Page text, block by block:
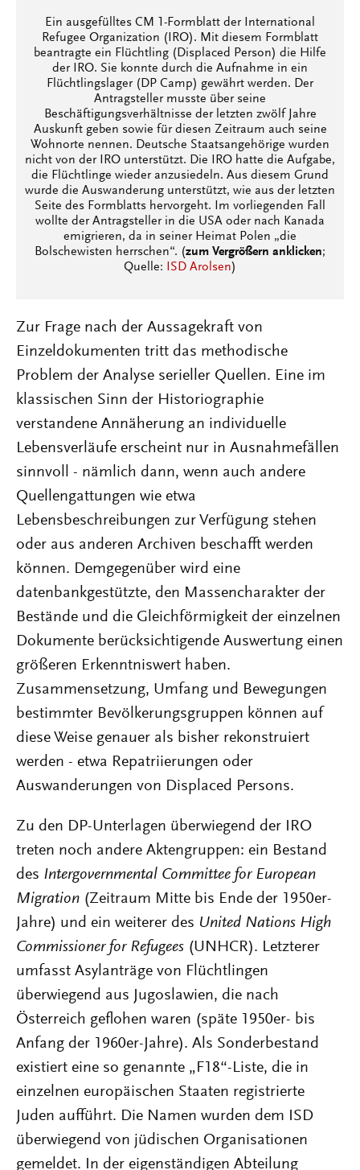
Ein ausgefülltes CM 1-Formblatt der International
Refugee Organization (IRO). Mit diesem Formblatt
beantragte ein Flüchtling (Displaced Person) die Hilfe
der IRO. Sie konnte durch die Aufnahme in ein
Flüchtlingslager (DP Camp) gewährt werden. Der
Antragsteller musste über seine
Beschäftigungsverhältnisse der letzten zwölf Jahre
Auskunft geben sowie für diesen Zeitraum auch seine
Wohnorte nennen. Deutsche Staatsangehörige wurden
nicht von der IRO unterstützt. Die IRO hatte die Aufgabe,
die Flüchtlinge wieder anzusiedeln. Aus diesem Grund
wurde die Auswanderung unterstützt, wie aus der letzten
Seite des Formblatts hervorgeht. Im vorliegenden Fall
wollte der Antragsteller in die USA oder nach Kanada
emigrieren, da in seiner Heimat Polen „die
Bolschewisten herrschen“. (zum Vergrößern anklicken;
Quelle:
ISD Arolsen)
Zur Frage nach der Aussagekraft von
Einzeldokumenten tritt das methodische
Problem der Analyse serieller Quellen. Eine im
klassischen Sinn der Historiographie
verstandene Annäherung an individuelle
Lebensverläufe erscheint nur in Ausnahmefällen
sinnvoll - nämlich dann, wenn auch andere
Quellengattungen wie etwa
Lebensbeschreibungen zur Verfügung stehen
oder aus anderen Archiven beschafft werden
können. Demgegenüber wird eine
datenbankgestützte, den Massencharakter der
Bestände und die Gleichförmigkeit der einzelnen
Dokumente berücksichtigende Auswertung einen
größeren Erkenntniswert haben.
Zusammensetzung, Umfang und Bewegungen
bestimmter Bevölkerungsgruppen können auf
diese Weise genauer als bisher rekonstruiert
werden - etwa Repatriierungen oder
Auswanderungen von Displaced Persons.
Zu den DP-Unterlagen überwiegend der IRO
treten noch andere Aktengruppen: ein Bestand
des Intergovernmental Committee for European
Migration (Zeitraum Mitte bis Ende der 1950er-
Jahre) und ein weiterer des United Nations High
Commissioner for Refugees (UNHCR). Letzterer
umfasst Asylanträge von Flüchtlingen
überwiegend aus Jugoslawien, die nach
Österreich geflohen waren (späte 1950er- bis
Anfang der 1960er-Jahre). Als Sonderbestand
existiert eine so genannte „F18“-Liste, die in
einzelnen europäischen Staaten registrierte
Juden aufführt. Die Namen wurden dem ISD
überwiegend von jüdischen Organisationen
gemeldet. In der eigenständigen Abteilung